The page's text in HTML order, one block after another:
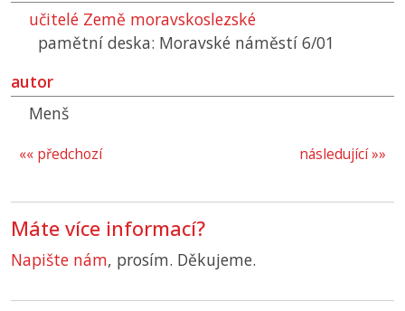
učitelé Země moravskoslezské
pamětní deska: Moravské náměstí 6/01
autor
Menš
následující »»
«« předchozí
Máte více informací?
Napište nám, prosím. Děkujeme.